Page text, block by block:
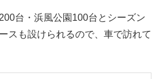
台・浜風公園100台とシーズン
スも設けられるので、車で訪れて